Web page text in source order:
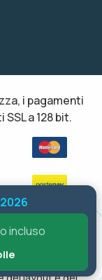
incluso
i pagamenti
a 128 bit.
la riproduzione
pertanto è fatto